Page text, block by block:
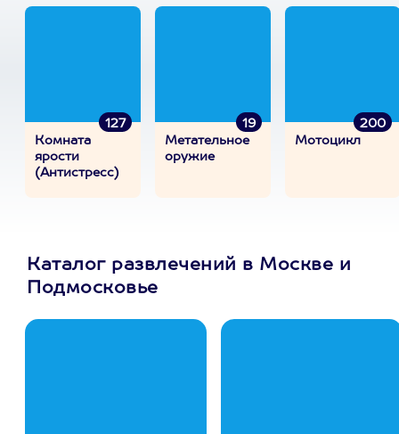
127
Комната
ярости
(Антистресс)
19
Метательное
оружие
200
Мотоцикл
Каталог развлечений в Москве и
Подмосковье